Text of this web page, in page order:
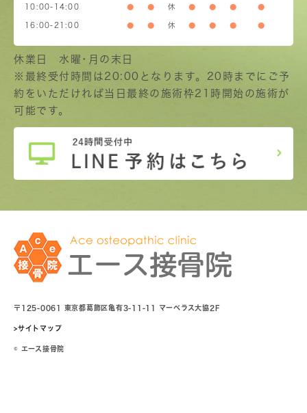
10:00-14:00 ● ● 休 ● ● ● ●
16:00-21:00 ● ● 休 ● ● ● ●
休業日 水曜･月の末日
※最終受付時間は20:00となります。20時までにご予
約をいただければ当日最終の施術枠21時開始の施術が
可能です。
〒125-0061 東京都葛飾区亀有3-11-11 マーベラス大協2F
>サイトマップ
© エース接骨院